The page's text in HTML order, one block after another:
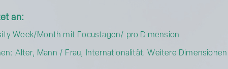
an:
Week/Month mit Focustagen/ pro Dimension
Alter, Mann / Frau, Internationalität. Weitere